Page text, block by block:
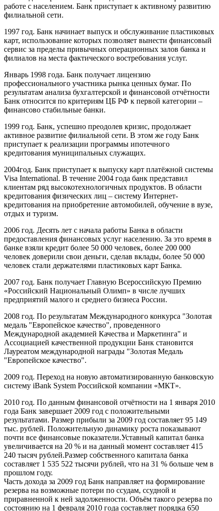
работе с населением. Банк приступает к активному развитию
филиальной сети.
1997 год. Банк начинает выпуск и обслуживание пластиковых
карт, использование которых позволяет вынести финансовый
сервис за пределы привычных операционных залов банка и
филиалов на места фактического востребования услуг.
Январь 1998 года. Банк получает лицензию
профессионального участника рынка ценных бумаг. По
результатам анализа бухгалтерской и финансовой отчётности
Банк относится по критериям ЦБ РФ к первой категории –
финансово стабильные банки.
1999 год. Банк, успешно преодолев кризис, продолжает
активное развитие филиальной сети. В этом же году Банк
приступает к реализации программы ипотечного
кредитования муниципальных служащих.
2004год. Банк приступает к выпуску карт платёжной системы
Visa International. В течение 2004 года банк представил
клиентам ряд высокотехнологичных продуктов. В области
кредитования физических лиц – систему Интернет-
кредитования на приобретение автомобилей, обучение в вузе,
отдых и туризм.
2006 год. Десять лет с начала работы Банка в области
предоставления финансовых услуг населению. За это время в
банке взяли кредит более 50 000 человек, более 200 000
человек доверили свои деньги, сделав вклады, более 50 000
человек стали держателями пластиковых карт Банка.
2007 год. Банк получает Главную Всероссийскую Премию
«Российский Национальный Олимп» в числе лучших
предприятий малого и среднего бизнеса России.
2008 год. По результатам Международного конкурса "Золотая
медаль "Европейское качество", проведенного
Международной академией Качества и Маркетинга" и
Ассоциацией качественной продукции Банк становится
Лауреатом международной награды "Золотая Медаль
"Европейское качество".
2009 год. Переход на новую автоматизированную банковскую
систему iBank System Российской компании «МКТ».
2010 год. По данным финансовой отчётности на 1 января 2010
года Банк завершает 2009 год с положительными
результатами. Размер прибыли за 2009 год составляет 95 149
тыс. рублей. Положительную динамику роста показывают
почти все финансовые показатели.Уставный капитал банка
увеличивается на 20 % и на данный момент составляет 415
240 тысяч рублей.Размер собственного капитала банка
составляет 1 535 522 тысячи рублей, что на 31 % больше чем в
прошлом году.
Часть дохода за 2009 год Банк направляет на формирование
резерва на возможные потери по ссудам, ссудной и
приравненной к ней задолженности. Объём такого резерва по
состоянию на 1 февраля 2010 года составляет порядка 650